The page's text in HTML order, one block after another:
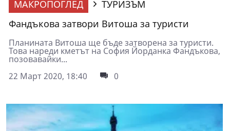
МАКРОПОГЛЕД
ТУРИЗЪМ
Фандъкова затвори Витоша за туристи
Планината Витоша ще бъде затворена за туристи.
Това нареди кметът на София Йорданка Фандъкова,
позовавайки...
22 Март 2020, 18:40
0